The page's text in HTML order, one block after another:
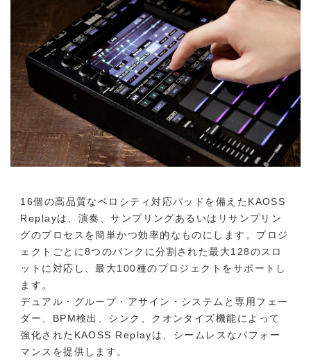
16個の高品質なベロシティ対応パッドを備えたKAOSS
Replayは、演奏、サンプリングあるいはリサンプリン
グのプロセスを簡単かつ効率的なものにします。プロジ
ェクトごとに8つのバンクに分割された最大128のスロ
ットに対応し、最大100種のプロジェクトをサポートし
ます。
デュアル・グループ・アサイン・システムと専用フェー
ダー、BPM検出、シンク、クオンタイズ機能によって
強化されたKAOSS Replayは、シームレスなパフォー
マンスを提供します。